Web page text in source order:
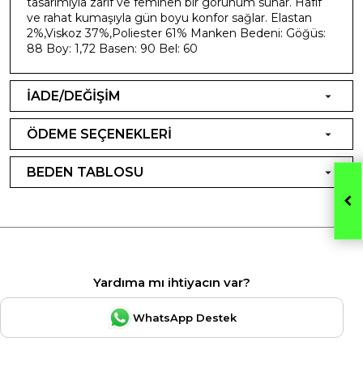
ve rahat kumaşıyla gün boyu konfor sağlar. Elastan
2%,Viskoz 37%,Poliester 61% Manken Bedeni: Göğüs:
88 Boy: 1,72 Basen: 90 Bel: 60
İADE/DEĞİŞİM
ÖDEME SEÇENEKLERİ
BEDEN TABLOSU
Yardıma mı ihtiyacın var?
WhatsApp Destek